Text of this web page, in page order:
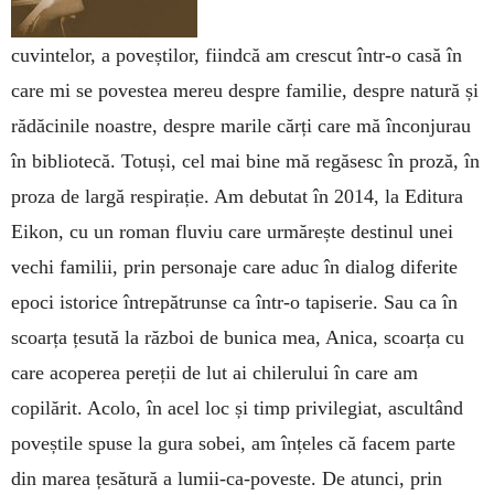
cuvintelor, a poveștilor, fiindcă am crescut într-o casă în
care mi se povestea mereu despre familie, despre natură și
rădăcinile noastre, despre marile cărți care mă înconjurau
în bibliotecă. Totuși, cel mai bine mă regăsesc în proză, în
proza de largă respirație. Am debutat în 2014, la Editura
Eikon, cu un roman fluviu care urmărește destinul unei
vechi familii, prin personaje care aduc în dialog diferite
epoci istorice întrepătrunse ca într-o tapiserie. Sau ca în
scoarța țesută la război de bunica mea, Anica, scoarța cu
care acoperea pereții de lut ai chilerului în care am
copilărit. Acolo, în acel loc și timp privilegiat, ascultând
poveștile spuse la gura sobei, am înțeles că facem parte
din marea țesătură a lumii-ca-poveste. De atunci, prin